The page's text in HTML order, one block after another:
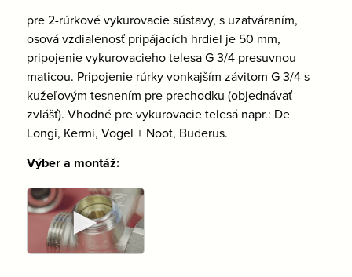
pre 2-rúrkové vykurovacie sústavy, s uzatváraním,
osová vzdialenosť pripájacích hrdiel je 50 mm,
pripojenie vykurovacieho telesa G 3/4 presuvnou
maticou. Pripojenie rúrky vonkajším závitom G 3/4 s
kužeľovým tesnením pre prechodku (objednávať
zvlášť). Vhodné pre vykurovacie telesá napr.: De
Longi, Kermi, Vogel + Noot, Buderus.
Výber a montáž:
►